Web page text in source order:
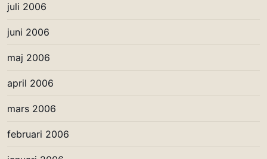
juli 2006
juni 2006
maj 2006
april 2006
mars 2006
februari 2006